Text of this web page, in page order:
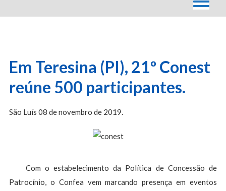
Em Teresina (PI), 21º Conest
reúne 500 participantes.
São Luís 08 de novembro de 2019.
Com o estabelecimento da Política de Concessão de
Patrocínio, o Confea vem marcando presença em eventos